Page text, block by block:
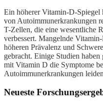
Ein höherer Vitamin-D-Spiegel
von Autoimmunerkrankungen
T-Zellen, die eine wesentliche
verbessert. Mangelnde
höheren Prävalenz und
gebracht. Einige Studien
mit Vitamin D die Symptome
Autoimmunerkrankungen
Neueste